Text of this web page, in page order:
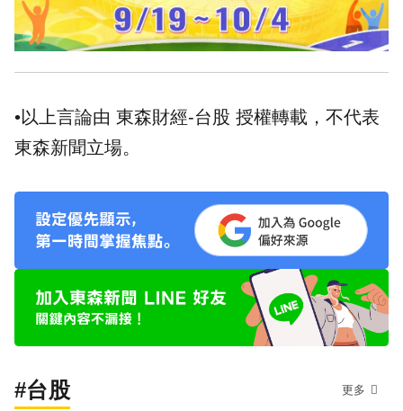
•以上言論由 東森財經-台股 授權轉載，不代表
東森新聞立場。
#台股 更多